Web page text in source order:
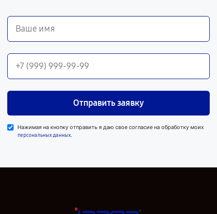
Отправить заявку
Нажимая на кнопку отправить я даю свое согласие на обработку моих
персональных данных.